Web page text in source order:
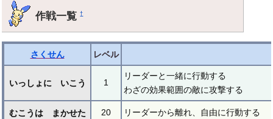
作戦一覧†
さくせん レベル
いっしょに いこう 1
リーダーと一緒に行動する
わざの効果範囲の敵に攻撃する
むこうは まかせた 20 リーダーから離れ、自由に行動する